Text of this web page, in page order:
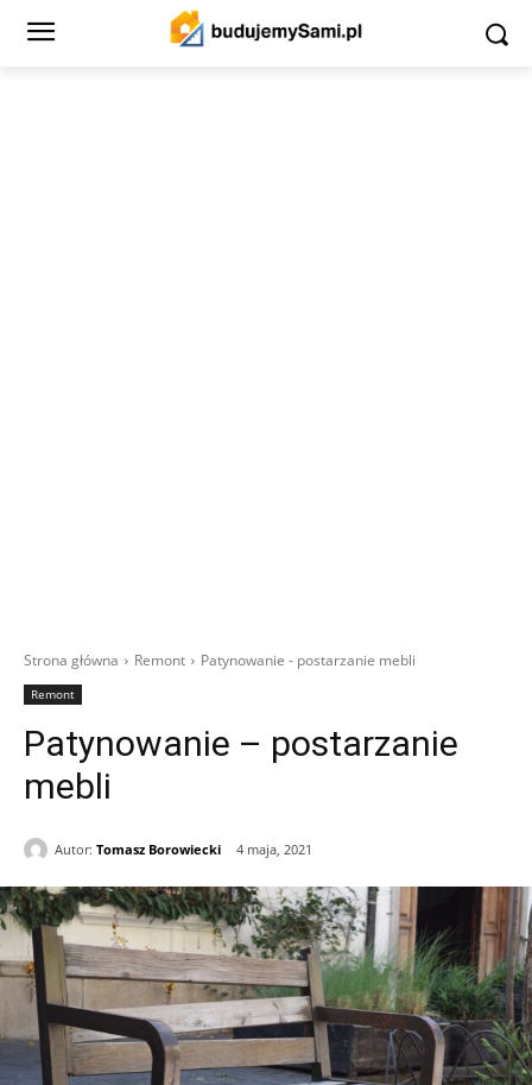
Strona główna Remont Patynowanie - postarzanie mebli
Remont
Patynowanie – postarzanie
mebli
Autor: Tomasz Borowiecki 4 maja, 2021